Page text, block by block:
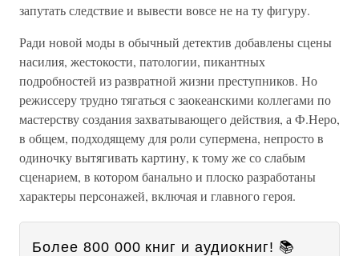
запутать следствие и вывести вовсе не на ту фигуру.
Ради новой моды в обычный детектив добавлены сцены
насилия, жестокости, патологии, пикантных
подробностей из развратной жизни преступников. Но
режиссеру трудно тягаться с заокеанскими коллегами по
мастерству создания захватывающего действия, а Ф.Неро,
в общем, подходящему для роли супермена, непросто в
одиночку вытягивать картину, к тому же со слабым
сценарием, в котором банально и плоско разработаны
характеры персонажей, включая и главного героя.
Более 800 000 книг и аудиокниг! 📚